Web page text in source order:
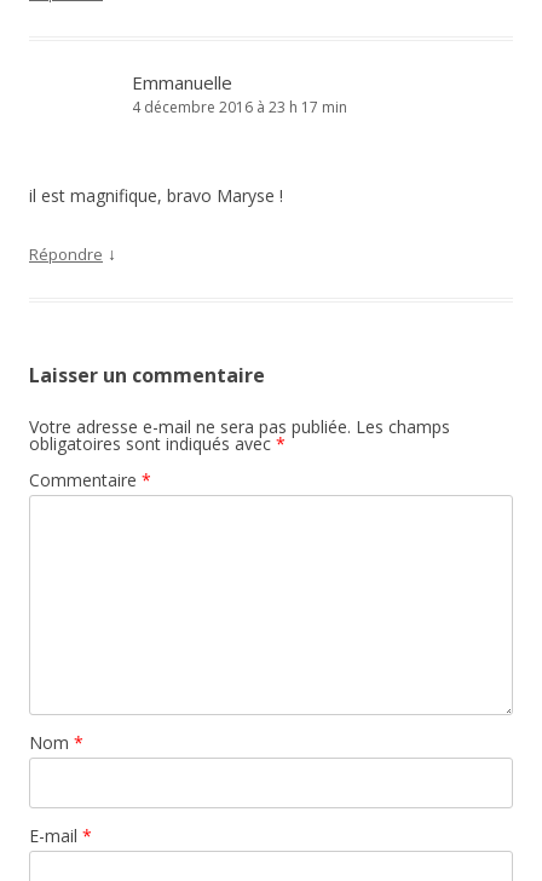
Emmanuelle
4 décembre 2016 à 23 h 17 min
il est magnifique, bravo Maryse !
Répondre ↓
Laisser un commentaire
Votre adresse e-mail ne sera pas publiée. Les champs
obligatoires sont indiqués avec *
Commentaire *
Nom *
E-mail *